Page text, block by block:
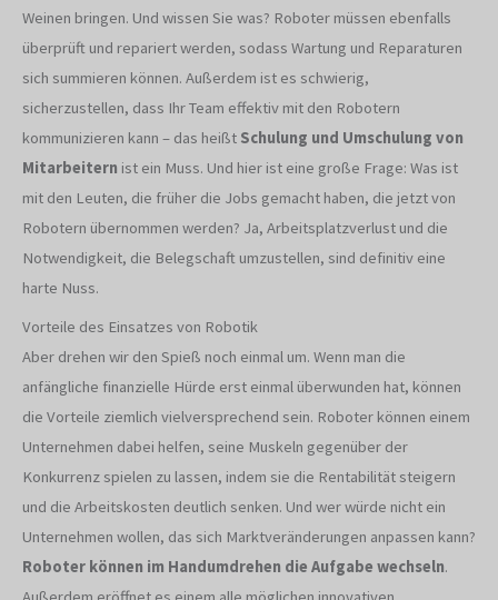
Weinen bringen. Und wissen Sie was? Roboter müssen ebenfalls
überprüft und repariert werden, sodass Wartung und Reparaturen
sich summieren können. Außerdem ist es schwierig,
sicherzustellen, dass Ihr Team effektiv mit den Robotern
kommunizieren kann – das heißt Schulung und Umschulung von
Mitarbeitern ist ein Muss. Und hier ist eine große Frage: Was ist
mit den Leuten, die früher die Jobs gemacht haben, die jetzt von
Robotern übernommen werden? Ja, Arbeitsplatzverlust und die
Notwendigkeit, die Belegschaft umzustellen, sind definitiv eine
harte Nuss.
Vorteile des Einsatzes von Robotik
Aber drehen wir den Spieß noch einmal um. Wenn man die
anfängliche finanzielle Hürde erst einmal überwunden hat, können
die Vorteile ziemlich vielversprechend sein. Roboter können einem
Unternehmen dabei helfen, seine Muskeln gegenüber der
Konkurrenz spielen zu lassen, indem sie die Rentabilität steigern
und die Arbeitskosten deutlich senken. Und wer würde nicht ein
Unternehmen wollen, das sich Marktveränderungen anpassen kann?
Roboter können im Handumdrehen die Aufgabe wechseln.